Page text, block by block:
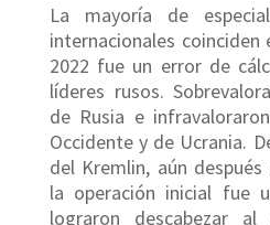
La mayoría de
internacionales
2022 fue un error de
líderes rusos.
de Rusia e
Occidente y de Ucrania.
del Kremlin, aún
la operación inicial fue
lograron descabezar al